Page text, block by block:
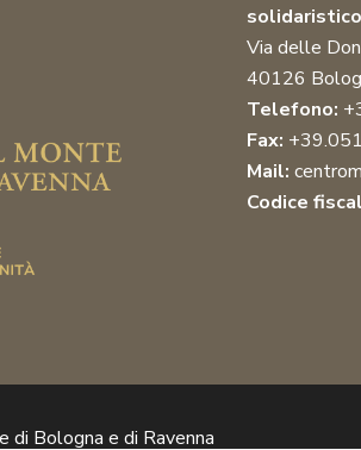
solidaristico
Via delle
40126
Telefono:
Fax:
Mail:
Codice
Bologna e di Ravenna